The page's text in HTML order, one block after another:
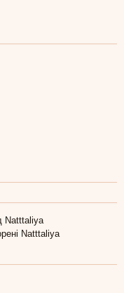
Natttaliya
Natttaliya